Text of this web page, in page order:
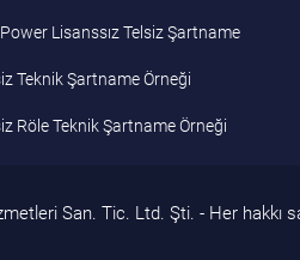
Lisanssız Telsiz Şartname
Teknik Şartname Örneği
Röle Teknik Şartname Örneği
San. Tic. Ltd. Şti. - Her hakkı